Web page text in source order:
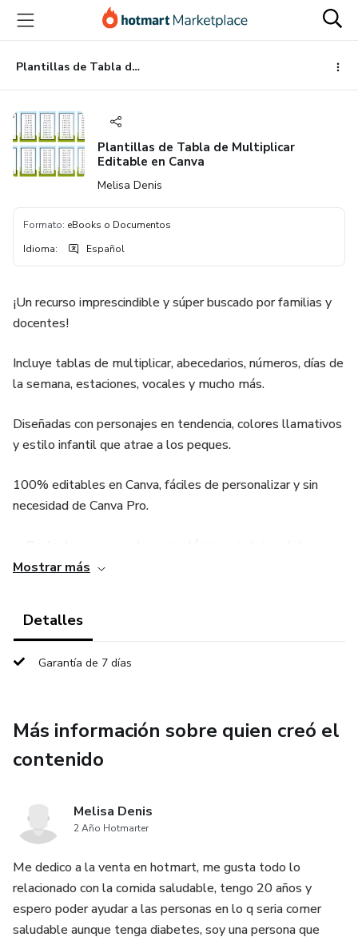
principal
página
de
página
Plantillas de Tabla de Multiplicar Editable en Canva
Plantillas de Tabla de Multiplicar
Editable en Canva
Melisa Denis
Formato: eBooks o Documentos
Idioma: Español
¡Un recurso imprescindible y súper buscado por familias y
docentes!
Incluye tablas de multiplicar, abecedarios, números, días de
la semana, estaciones, vocales y mucho más.
Diseñadas con personajes en tendencia, colores llamativos
y estilo infantil que atrae a los peques.
100% editables en Canva, fáciles de personalizar y sin
necesidad de Canva Pro.
escolares o usar en casa y el aula.
catálogo y marcá la diferencia.
Mostrar más
Detalles
Garantía de 7 días
Más información sobre quien creó el
contenido
Melisa Denis
2 Año Hotmarter
Me dedico a la venta en hotmart, me gusta todo lo
relacionado con la comida saludable, tengo 20 años y
espero poder ayudar a las personas en lo q seria comer
saludable aunque tenga diabetes, soy una persona que